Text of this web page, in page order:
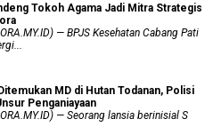
Tokoh Agama Jadi Mitra Strategis
— BPJS Kesehatan Cabang Pati
MD di Hutan Todanan, Polisi
Penganiayaan
— Seorang lansia berinisial S